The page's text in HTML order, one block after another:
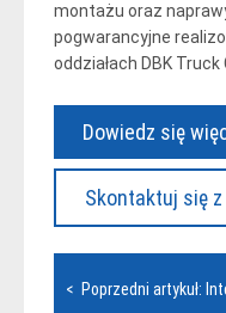
montażu oraz
pogwarancyjne
oddziałach DBK Truck
Dowiedz się
Skontaktuj się
Nawigacja
< Poprzedni artykuł: